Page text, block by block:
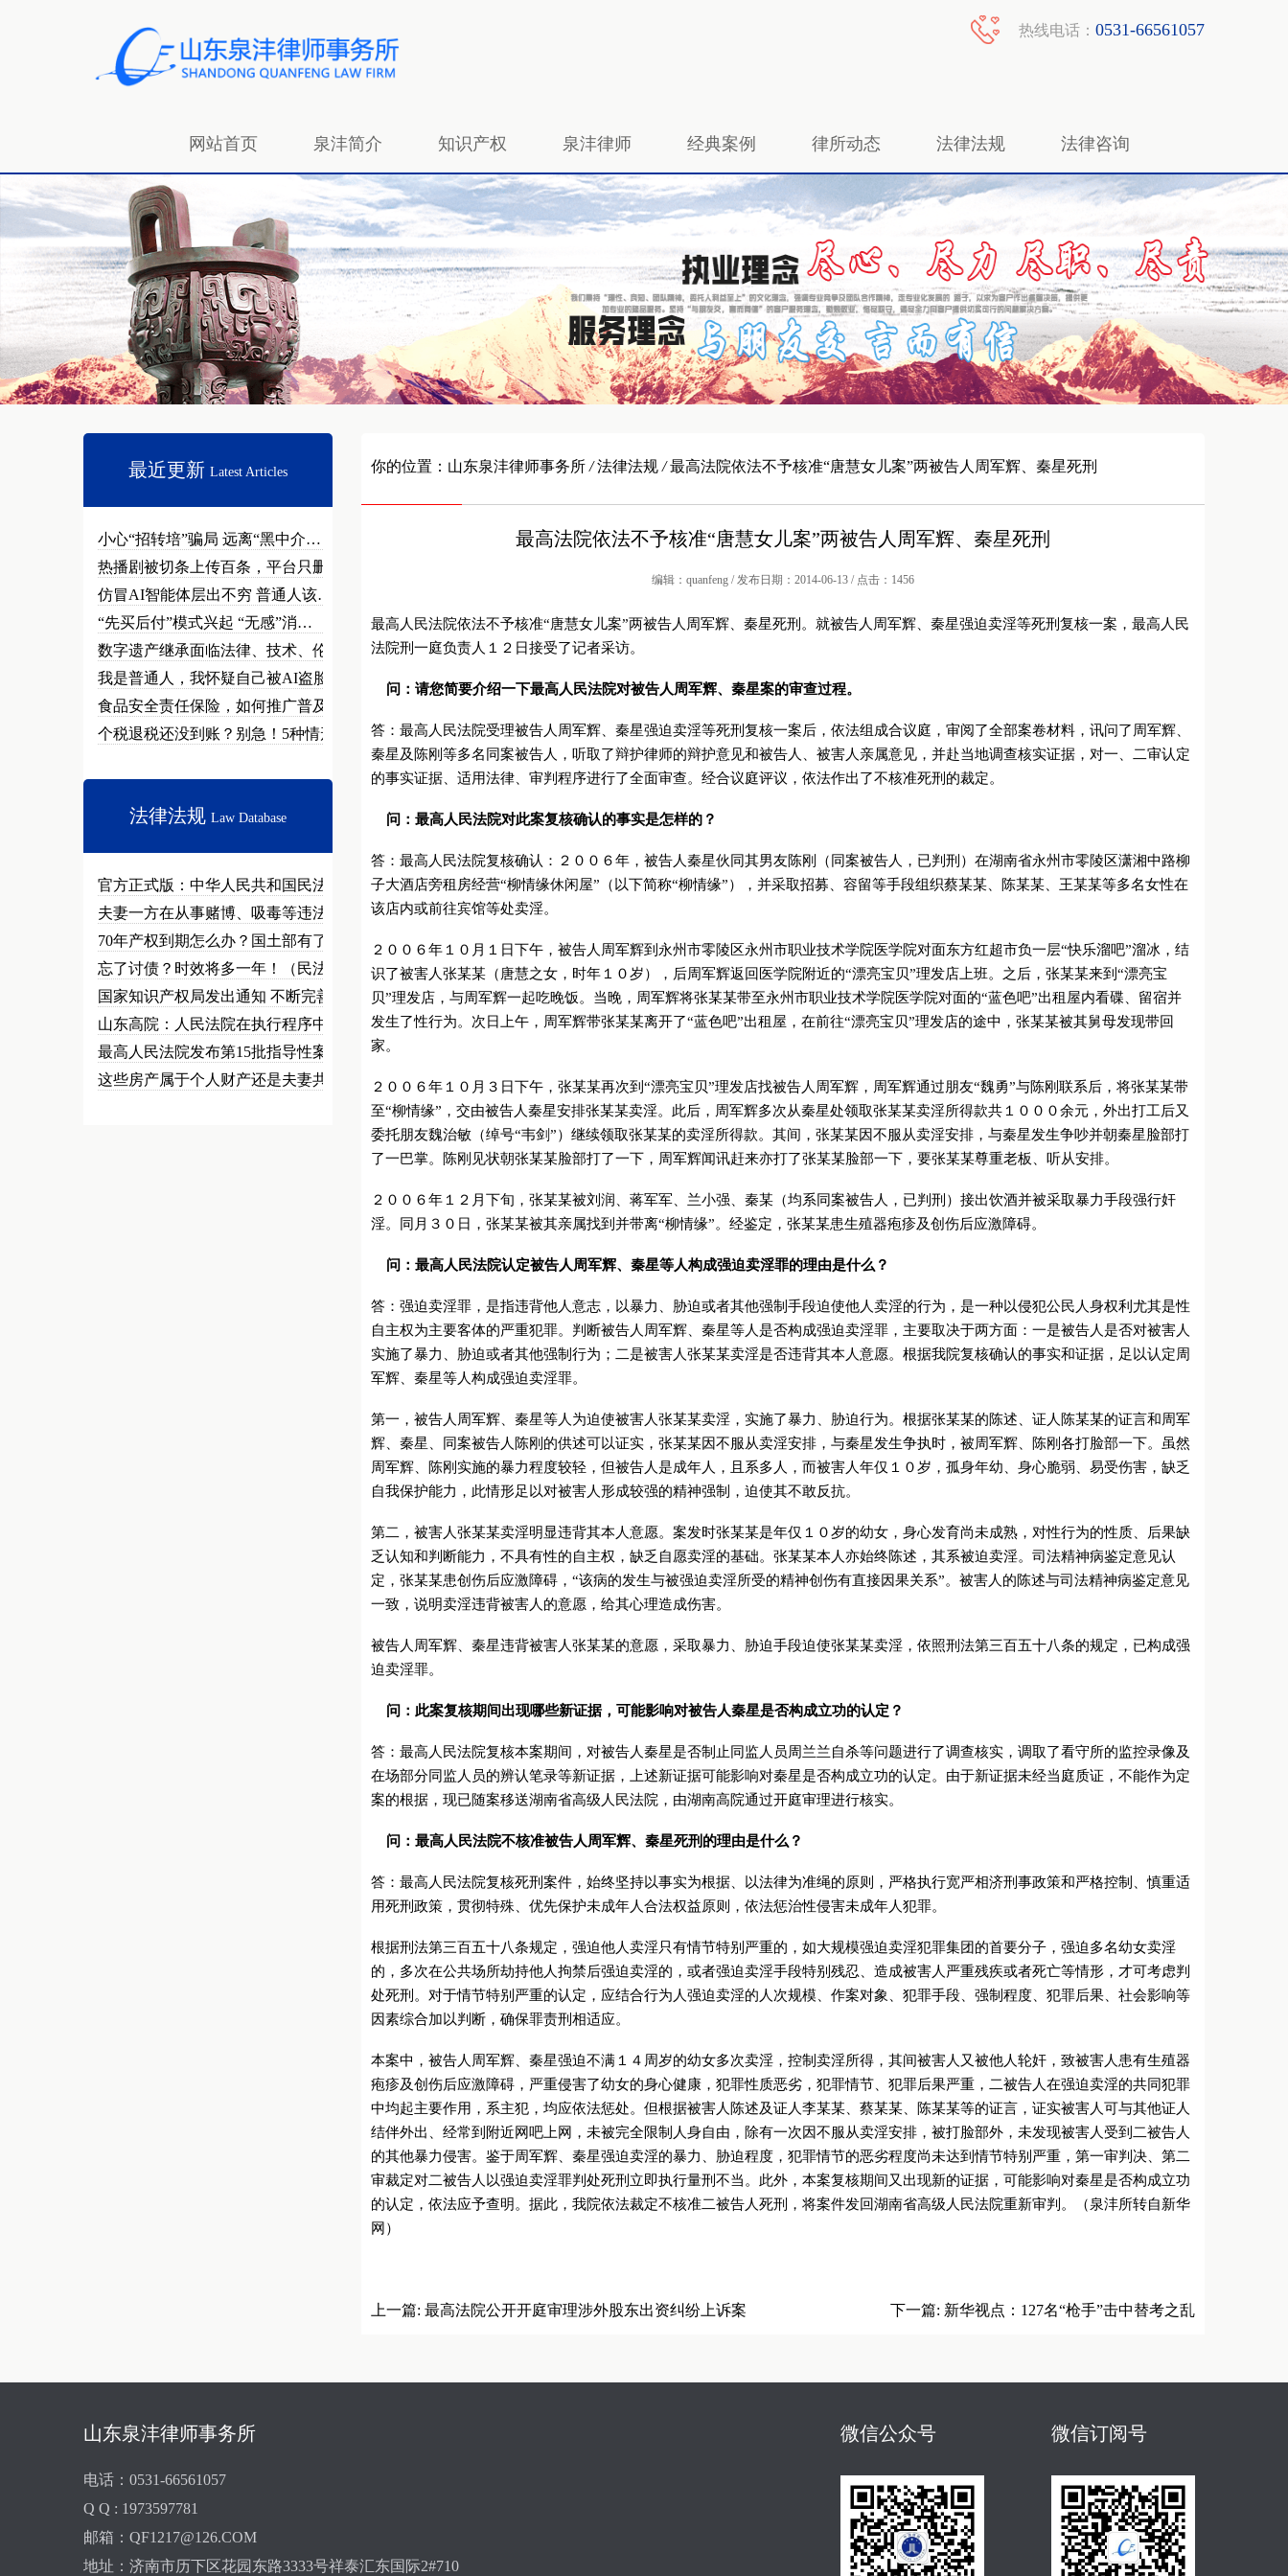
热线电话： 0531-66561057
网站首页 泉沣简介 知识产权 泉沣律师 经典案例 律所动态 法律法规 法律咨询
最近更新 Latest Articles
小心“招转培”骗局 远离“黑中介…
热播剧被切条上传百条，平台只删不…
仿冒AI智能体层出不穷 普通人该…
“先买后付”模式兴起 “无感”消…
数字遗产继承面临法律、技术、伦理…
我是普通人，我怀疑自己被AI盗脸…
食品安全责任保险，如何推广普及？
个税退税还没到账？别急！5种情形…
法律法规 Law Database
官方正式版：中华人民共和国民法总…
夫妻一方在从事赌博、吸毒等违法犯…
70年产权到期怎么办？国土部有了…
忘了讨债？时效将多一年！（民法草…
国家知识产权局发出通知 不断完善…
山东高院：人民法院在执行程序中可…
最高人民法院发布第15批指导性案…
这些房产属于个人财产还是夫妻共同…
你的位置： 山东泉沣律师事务所 / 法律法规 /最高法院依法不予核准“唐慧女儿案”两被告人周军辉、秦星死刑
最高法院依法不予核准“唐慧女儿案”两被告人周军辉、秦星死刑
编辑：quanfeng / 发布日期：2014-06-13 / 点击：1456
最高人民法院依法不予核准“唐慧女儿案”两被告人周军辉、秦星死刑。就被告人周军辉、秦星强迫卖淫等死刑复核一案，最高人民
法院刑一庭负责人１２日接受了记者采访。
问：请您简要介绍一下最高人民法院对被告人周军辉、秦星案的审查过程。
答：最高人民法院受理被告人周军辉、秦星强迫卖淫等死刑复核一案后，依法组成合议庭，审阅了全部案卷材料，讯问了周军辉、
秦星及陈刚等多名同案被告人，听取了辩护律师的辩护意见和被告人、被害人亲属意见，并赴当地调查核实证据，对一、二审认定
的事实证据、适用法律、审判程序进行了全面审查。经合议庭评议，依法作出了不核准死刑的裁定。
问：最高人民法院对此案复核确认的事实是怎样的？
答：最高人民法院复核确认：２００６年，被告人秦星伙同其男友陈刚（同案被告人，已判刑）在湖南省永州市零陵区潇湘中路柳
子大酒店旁租房经营“柳情缘休闲屋”（以下简称“柳情缘”），并采取招募、容留等手段组织蔡某某、陈某某、王某某等多名女性在
该店内或前往宾馆等处卖淫。
２００６年１０月１日下午，被告人周军辉到永州市零陵区永州市职业技术学院医学院对面东方红超市负一层“快乐溜吧”溜冰，结
识了被害人张某某（唐慧之女，时年１０岁），后周军辉返回医学院附近的“漂亮宝贝”理发店上班。之后，张某某来到“漂亮宝
贝”理发店，与周军辉一起吃晚饭。当晚，周军辉将张某某带至永州市职业技术学院医学院对面的“蓝色吧”出租屋内看碟、留宿并
发生了性行为。次日上午，周军辉带张某某离开了“蓝色吧”出租屋，在前往“漂亮宝贝”理发店的途中，张某某被其舅母发现带回
家。
２００６年１０月３日下午，张某某再次到“漂亮宝贝”理发店找被告人周军辉，周军辉通过朋友“魏勇”与陈刚联系后，将张某某带
至“柳情缘”，交由被告人秦星安排张某某卖淫。此后，周军辉多次从秦星处领取张某某卖淫所得款共１０００余元，外出打工后又
委托朋友魏治敏（绰号“韦剑”）继续领取张某某的卖淫所得款。其间，张某某因不服从卖淫安排，与秦星发生争吵并朝秦星脸部打
了一巴掌。陈刚见状朝张某某脸部打了一下，周军辉闻讯赶来亦打了张某某脸部一下，要张某某尊重老板、听从安排。
２００６年１２月下旬，张某某被刘润、蒋军军、兰小强、秦某（均系同案被告人，已判刑）接出饮酒并被采取暴力手段强行奸
淫。同月３０日，张某某被其亲属找到并带离“柳情缘”。经鉴定，张某某患生殖器疱疹及创伤后应激障碍。
问：最高人民法院认定被告人周军辉、秦星等人构成强迫卖淫罪的理由是什么？
答：强迫卖淫罪，是指违背他人意志，以暴力、胁迫或者其他强制手段迫使他人卖淫的行为，是一种以侵犯公民人身权利尤其是性
自主权为主要客体的严重犯罪。判断被告人周军辉、秦星等人是否构成强迫卖淫罪，主要取决于两方面：一是被告人是否对被害人
实施了暴力、胁迫或者其他强制行为；二是被害人张某某卖淫是否违背其本人意愿。根据我院复核确认的事实和证据，足以认定周
军辉、秦星等人构成强迫卖淫罪。
第一，被告人周军辉、秦星等人为迫使被害人张某某卖淫，实施了暴力、胁迫行为。根据张某某的陈述、证人陈某某的证言和周军
辉、秦星、同案被告人陈刚的供述可以证实，张某某因不服从卖淫安排，与秦星发生争执时，被周军辉、陈刚各打脸部一下。虽然
周军辉、陈刚实施的暴力程度较轻，但被告人是成年人，且系多人，而被害人年仅１０岁，孤身年幼、身心脆弱、易受伤害，缺乏
自我保护能力，此情形足以对被害人形成较强的精神强制，迫使其不敢反抗。
第二，被害人张某某卖淫明显违背其本人意愿。案发时张某某是年仅１０岁的幼女，身心发育尚未成熟，对性行为的性质、后果缺
乏认知和判断能力，不具有性的自主权，缺乏自愿卖淫的基础。张某某本人亦始终陈述，其系被迫卖淫。司法精神病鉴定意见认
定，张某某患创伤后应激障碍，“该病的发生与被强迫卖淫所受的精神创伤有直接因果关系”。被害人的陈述与司法精神病鉴定意见
一致，说明卖淫违背被害人的意愿，给其心理造成伤害。
被告人周军辉、秦星违背被害人张某某的意愿，采取暴力、胁迫手段迫使张某某卖淫，依照刑法第三百五十八条的规定，已构成强
迫卖淫罪。
问：此案复核期间出现哪些新证据，可能影响对被告人秦星是否构成立功的认定？
答：最高人民法院复核本案期间，对被告人秦星是否制止同监人员周兰兰自杀等问题进行了调查核实，调取了看守所的监控录像及
在场部分同监人员的辨认笔录等新证据，上述新证据可能影响对秦星是否构成立功的认定。由于新证据未经当庭质证，不能作为定
案的根据，现已随案移送湖南省高级人民法院，由湖南高院通过开庭审理进行核实。
问：最高人民法院不核准被告人周军辉、秦星死刑的理由是什么？
答：最高人民法院复核死刑案件，始终坚持以事实为根据、以法律为准绳的原则，严格执行宽严相济刑事政策和严格控制、慎重适
用死刑政策，贯彻特殊、优先保护未成年人合法权益原则，依法惩治性侵害未成年人犯罪。
根据刑法第三百五十八条规定，强迫他人卖淫只有情节特别严重的，如大规模强迫卖淫犯罪集团的首要分子，强迫多名幼女卖淫
的，多次在公共场所劫持他人拘禁后强迫卖淫的，或者强迫卖淫手段特别残忍、造成被害人严重残疾或者死亡等情形，才可考虑判
处死刑。对于情节特别严重的认定，应结合行为人强迫卖淫的人次规模、作案对象、犯罪手段、强制程度、犯罪后果、社会影响等
因素综合加以判断，确保罪责刑相适应。
本案中，被告人周军辉、秦星强迫不满１４周岁的幼女多次卖淫，控制卖淫所得，其间被害人又被他人轮奸，致被害人患有生殖器
疱疹及创伤后应激障碍，严重侵害了幼女的身心健康，犯罪性质恶劣，犯罪情节、犯罪后果严重，二被告人在强迫卖淫的共同犯罪
中均起主要作用，系主犯，均应依法惩处。但根据被害人陈述及证人李某某、蔡某某、陈某某等的证言，证实被害人可与其他证人
结伴外出、经常到附近网吧上网，未被完全限制人身自由，除有一次因不服从卖淫安排，被打脸部外，未发现被害人受到二被告人
的其他暴力侵害。鉴于周军辉、秦星强迫卖淫的暴力、胁迫程度，犯罪情节的恶劣程度尚未达到情节特别严重，第一审判决、第二
审裁定对二被告人以强迫卖淫罪判处死刑立即执行量刑不当。此外，本案复核期间又出现新的证据，可能影响对秦星是否构成立功
的认定，依法应予查明。据此，我院依法裁定不核准二被告人死刑，将案件发回湖南省高级人民法院重新审判。（泉沣所转自新华
网）
上一篇: 最高法院公开开庭审理涉外股东出资纠纷上诉案 下一篇: 新华视点：127名“枪手”击中替考之乱
山东泉沣律师事务所
电话：0531-66561057
Q Q : 1973597781
邮箱：QF1217@126.COM
地址：济南市历下区花园东路3333号祥泰汇东国际2#710
微信公众号 微信订阅号